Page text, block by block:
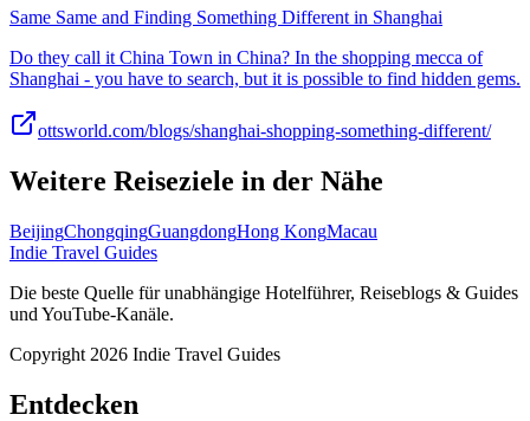
Same Same and Finding Something Different in Shanghai
Do they call it China Town in China? In the shopping mecca of
Shanghai - you have to search, but it is possible to find hidden gems.
ottsworld.com/blogs/shanghai-shopping-something-different/
Weitere Reiseziele in der Nähe
BeijingChongqingGuangdongHong KongMacau
Indie Travel Guides
Die beste Quelle für unabhängige Hotelführer, Reiseblogs & Guides
und YouTube-Kanäle.
Copyright 2026 Indie Travel Guides
Entdecken